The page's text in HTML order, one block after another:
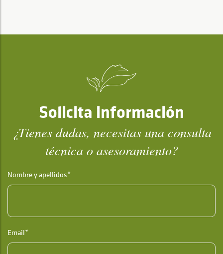
Solicita información
¿Tienes dudas, necesitas una consulta
técnica o asesoramiento?
Nombre y apellidos*
Email*